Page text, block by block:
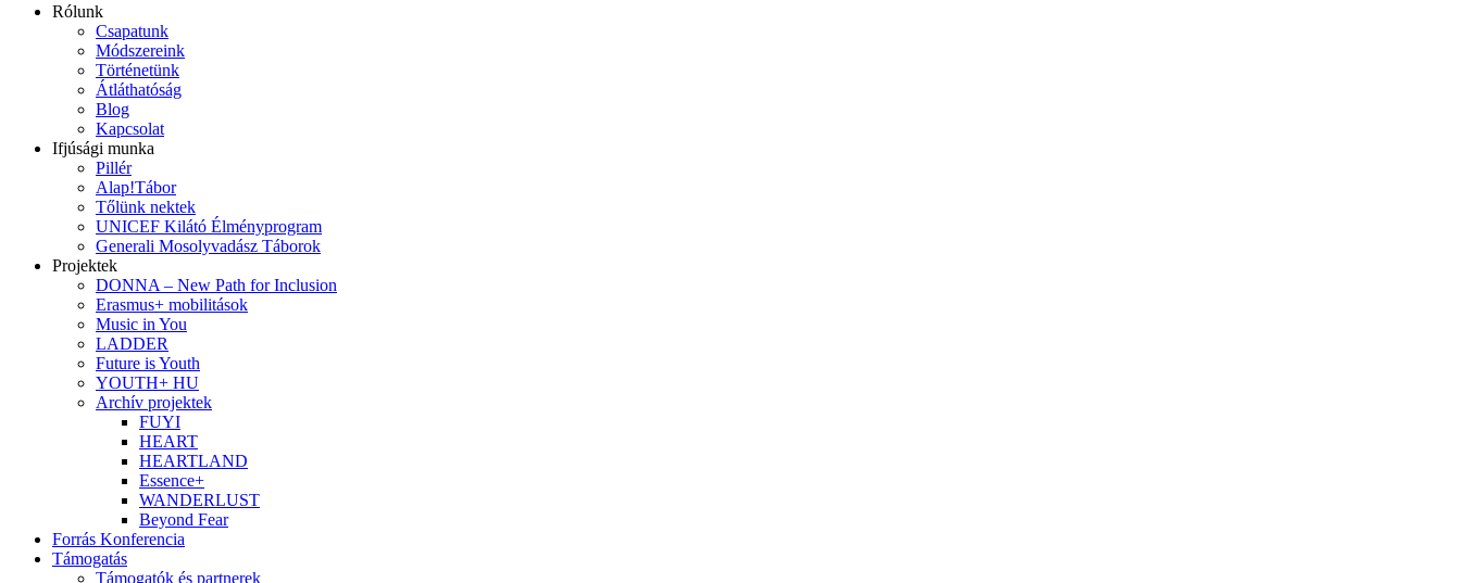
Rólunk
Csapatunk
Módszereink
Történetünk
Átláthatóság
Blog
Kapcsolat
Ifjúsági munka
Pillér
Alap!Tábor
Tőlünk nektek
UNICEF Kilátó Élményprogram
Generali Mosolyvadász Táborok
Projektek
DONNA – New Path for Inclusion
Erasmus+ mobilitások
Music in You
LADDER
Future is Youth
YOUTH+ HU
Archív projektek
FUYI
HEART
HEARTLAND
Essence+
WANDERLUST
Beyond Fear
Forrás Konferencia
Támogatás
Támogatók és partnerek